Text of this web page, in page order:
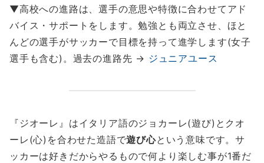
▼高校への進路は、選手の意思や特徴に合わせてアド
バイス・サポートをします。勉強とも両立させ、ほと
んどの選手がサッカーで目標を持って進学します(女子
選手も含む)。過去の進路先 → ジュニアユース
『ジオーレ』はイタリア語のジョカーレ(遊び)とクオ
ーレ(心)を合わせた造語で遊び心という意味です。サ
ッカーは好きだからやるもので何より楽しむ事が1番だ